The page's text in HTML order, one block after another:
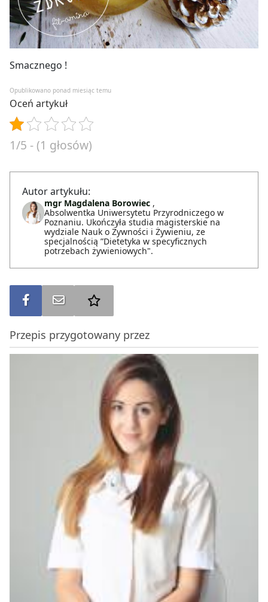
Smacznego !
Opublikowano ponad miesiąc temu
Oceń artykuł
1/5 - (1 głosów)
Autor artykułu:
mgr Magdalena Borowiec ,
Absolwentka Uniwersytetu Przyrodniczego w
Poznaniu. Ukończyła studia magisterskie na
wydziale Nauk o Żywności i Żywieniu, ze
specjalnością ”Dietetyka w specyficznych
potrzebach żywieniowych".
Udostępnij na FBWyślij na e-mail
Przepis przygotowany przez